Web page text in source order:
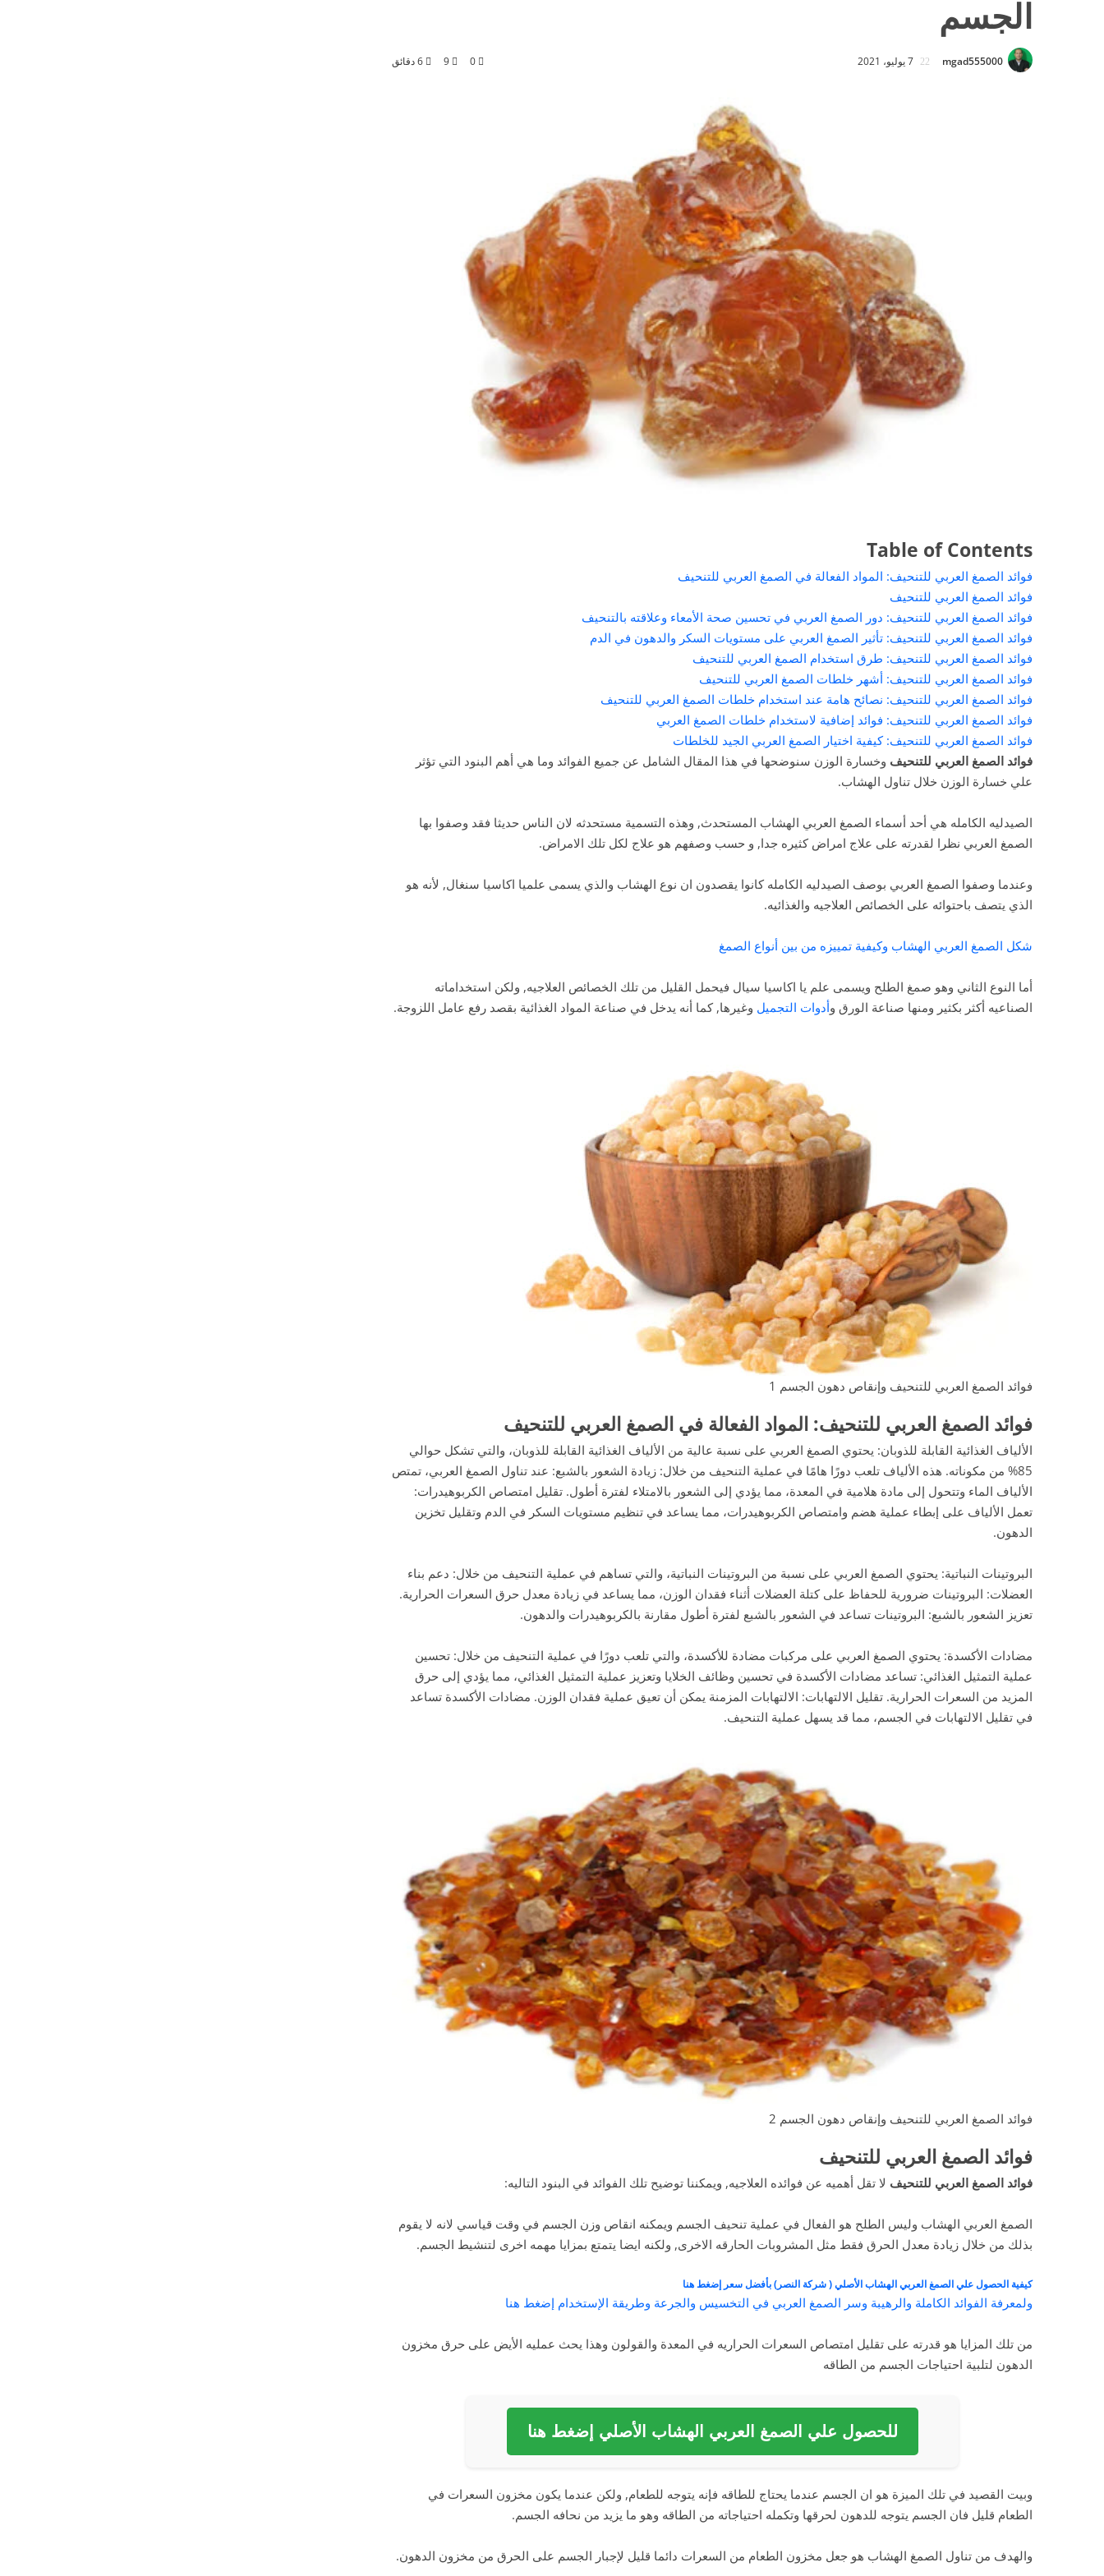
الجسم
mgad555000 7 يوليو، 2021 0
9
Table of Contents
فوائد الصمغ العربي للتنحيف: المواد الفعالة في الصمغ العربي للتنحيف
فوائد الصمغ العربي للتنحيف
فوائد الصمغ العربي للتنحيف: دور الصمغ العربي في تحسين صحة الأمعاء وعلاقته بالتنحيف
فوائد الصمغ العربي للتنحيف: تأثير الصمغ العربي على مستويات السكر والدهون في الدم
فوائد الصمغ العربي للتنحيف: طرق استخدام الصمغ العربي للتنحيف
فوائد الصمغ العربي للتنحيف: أشهر خلطات الصمغ العربي للتنحيف
فوائد الصمغ العربي للتنحيف: نصائح هامة عند استخدام خلطات الصمغ العربي للتنحيف
فوائد الصمغ العربي للتنحيف: فوائد إضافية لاستخدام خلطات الصمغ العربي
فوائد الصمغ العربي للتنحيف: كيفية اختيار الصمغ العربي الجيد للخلطات
فوائد الصمغ العربي للتنحيف وخسارة الوزن سنوضحها في هذا المقال الشامل عن جميع الفوائد وما هي أهم البنود التي تؤثر
علي خسارة الوزن خلال تناول الهشاب.
الصيدليه الكامله هي أحد أسماء الصمغ العربي الهشاب المستحدث, وهذه التسمية مستحدثه لان الناس حديثا فقد وصفوا بها
الصمغ العربي نظرا لقدرته على علاج امراض كثيره جدا, و حسب وصفهم هو علاج لكل تلك الامراض.
وعندما وصفوا الصمغ العربي بوصف الصيدليه الكامله كانوا يقصدون ان نوع الهشاب والذي يسمى علميا اكاسيا سنغال, لأنه هو
الذي يتصف باحتوائه على الخصائص العلاجيه والغذائيه.
شكل الصمغ العربي الهشاب وكيفية تمييزه من بين أنواع الصمغ
أما النوع الثاني وهو صمغ الطلح ويسمى علم يا اكاسيا سيال فيحمل القليل من تلك الخصائص العلاجيه, ولكن استخداماته
الصناعيه أكثر بكثير ومنها صناعة الورق وأدوات التجميل وغيرها, كما أنه يدخل في صناعة المواد الغذائية بقصد رفع عامل اللزوجة.
فوائد الصمغ العربي للتنحيف وإنقاص دهون الجسم 1
فوائد الصمغ العربي للتنحيف: المواد الفعالة في الصمغ العربي للتنحيف
الألياف الغذائية القابلة للذوبان: يحتوي الصمغ العربي على نسبة عالية من الألياف الغذائية القابلة للذوبان، والتي تشكل حوالي
85% من مكوناته. هذه الألياف تلعب دورًا هامًا في عملية التنحيف من خلال: زيادة الشعور بالشبع: عند تناول الصمغ العربي، تمتص
الألياف الماء وتتحول إلى مادة هلامية في المعدة، مما يؤدي إلى الشعور بالامتلاء لفترة أطول. تقليل امتصاص الكربوهيدرات:
تعمل الألياف على إبطاء عملية هضم وامتصاص الكربوهيدرات، مما يساعد في تنظيم مستويات السكر في الدم وتقليل تخزين
الدهون.
البروتينات النباتية: يحتوي الصمغ العربي على نسبة من البروتينات النباتية، والتي تساهم في عملية التنحيف من خلال: دعم بناء
العضلات: البروتينات ضرورية للحفاظ على كتلة العضلات أثناء فقدان الوزن، مما يساعد في زيادة معدل حرق السعرات الحرارية.
تعزيز الشعور بالشبع: البروتينات تساعد في الشعور بالشبع لفترة أطول مقارنة بالكربوهيدرات والدهون.
مضادات الأكسدة: يحتوي الصمغ العربي على مركبات مضادة للأكسدة، والتي تلعب دورًا في عملية التنحيف من خلال: تحسين
عملية التمثيل الغذائي: تساعد مضادات الأكسدة في تحسين وظائف الخلايا وتعزيز عملية التمثيل الغذائي، مما يؤدي إلى حرق
المزيد من السعرات الحرارية. تقليل الالتهابات: الالتهابات المزمنة يمكن أن تعيق عملية فقدان الوزن. مضادات الأكسدة تساعد
في تقليل الالتهابات في الجسم، مما قد يسهل عملية التنحيف.
فوائد الصمغ العربي للتنحيف وإنقاص دهون الجسم 2
فوائد الصمغ العربي للتنحيف
فوائد الصمغ العربي للتنحيف لا تقل أهميه عن فوائده العلاجيه, ويمكننا توضيح تلك الفوائد في البنود التاليه:
الصمغ العربي الهشاب وليس الطلح هو الفعال في عملية تنحيف الجسم ويمكنه انقاص وزن الجسم في وقت قياسي لانه لا يقوم
بذلك من خلال زيادة معدل الحرق فقط مثل المشروبات الحارقه الاخرى, ولكنه ايضا يتمتع بمزايا مهمه اخرى لتنشيط الجسم.
كيفية الحصول علي الصمغ العربي الهشاب الأصلي ( شركة النصر) بأفضل سعر إضغط هنا
ولمعرفة الفوائد الكاملة والرهيبة وسر الصمغ العربي في التخسيس والجرعة وطريقة الإستخدام إضغط هنا
من تلك المزايا هو قدرته على تقليل امتصاص السعرات الحراريه في المعدة والقولون وهذا يحث عمليه الأيض على حرق مخزون
الدهون لتلبية احتياجات الجسم من الطاقه
للحصول علي الصمغ العربي الهشاب الأصلي إضغط هنا
وبيت القصيد في تلك الميزة هو ان الجسم عندما يحتاج للطاقه فإنه يتوجه للطعام, ولكن عندما يكون مخزون السعرات في
الطعام قليل فان الجسم يتوجه للدهون لحرقها وتكمله احتياجاته من الطاقه وهو ما يزيد من نحافه الجسم.
والهدف من تناول الصمغ الهشاب هو جعل مخزون الطعام من السعرات دائما قليل لإجبار الجسم على الحرق من مخزون الدهون.